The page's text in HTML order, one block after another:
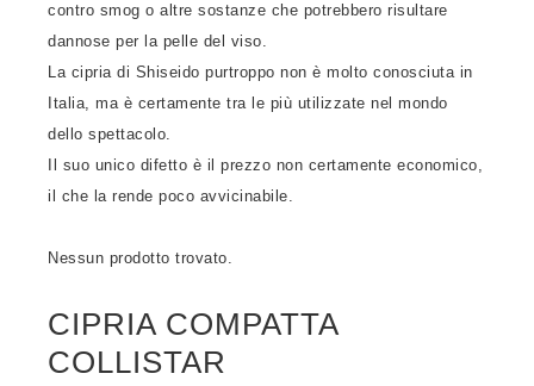
contro smog o altre sostanze che potrebbero risultare
dannose per la pelle del viso.
La cipria di Shiseido purtroppo non è molto conosciuta in
Italia, ma è certamente tra le più utilizzate nel mondo
dello spettacolo.
Il suo unico difetto è il prezzo non certamente economico,
il che la rende poco avvicinabile.
Nessun prodotto trovato.
CIPRIA COMPATTA
COLLISTAR